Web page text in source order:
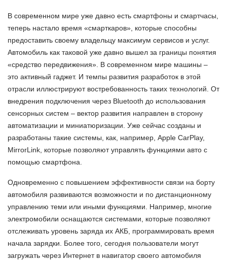
В современном мире уже давно есть смартфоны и смартчасы,
теперь настало время «смарткаров», которые способны
предоставить своему владельцу максимум сервисов и услуг.
Автомобиль как таковой уже давно вышел за границы понятия
«средство передвижения». В современном мире машины –
это активный гаджет. И темпы развития разработок в этой
отрасли иллюстрируют востребованность таких технологий. От
внедрения подключения через Bluetooth до использования
сенсорных систем – вектор развития направлен в сторону
автоматизации и миниатюризации. Уже сейчас созданы и
разработаны такие системы, как, например, Apple CarPlay,
MirrorLink, которые позволяют управлять функциями авто с
помощью смартфона.
Одновременно с повышением эффективности связи на борту
автомобиля развиваются возможности и по дистанционному
управлению теми или иными функциями. Например, многие
электромобили оснащаются системами, которые позволяют
отслеживать уровень заряда их АКБ, программировать время
начала зарядки. Более того, сегодня пользователи могут
загружать через Интернет в навигатор своего автомобиля